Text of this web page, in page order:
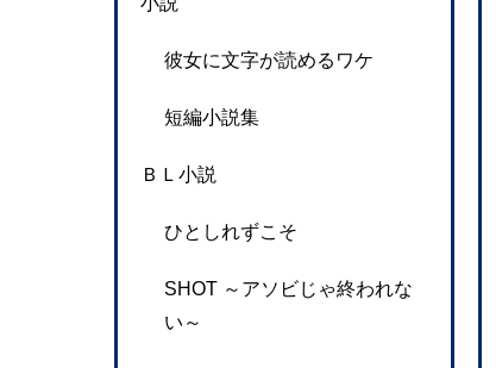
彼女に文字が読めるワケ
短編小説集
ＢＬ小説
ひとしれずこそ
SHOT ～アソビじゃ終われな
い～